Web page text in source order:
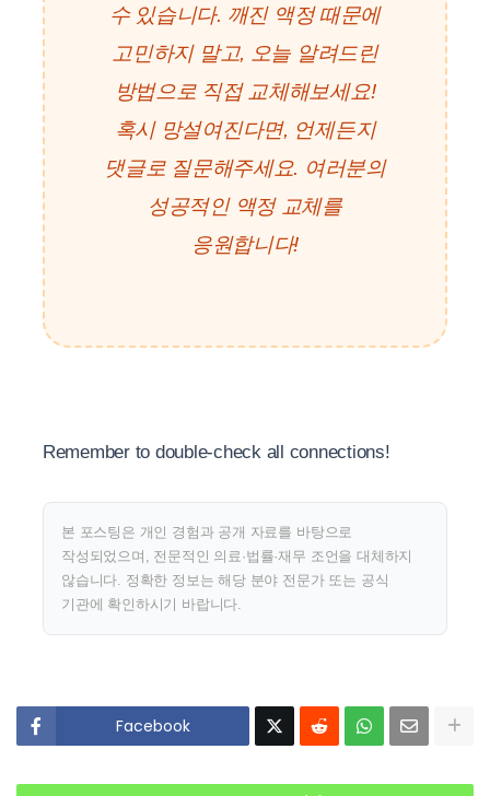
수 있습니다. 깨진 액정 때문에
고민하지 말고, 오늘 알려드린
방법으로 직접 교체해보세요!
혹시 망설여진다면, 언제든지
댓글로 질문해주세요. 여러분의
성공적인 액정 교체를
응원합니다!
Remember to double-check all connections!
본 포스팅은 개인 경험과 공개 자료를 바탕으로
작성되었으며, 전문적인 의료·법률·재무 조언을 대체하지
않습니다. 정확한 정보는 해당 분야 전문가 또는 공식
기관에 확인하시기 바랍니다.
Facebook